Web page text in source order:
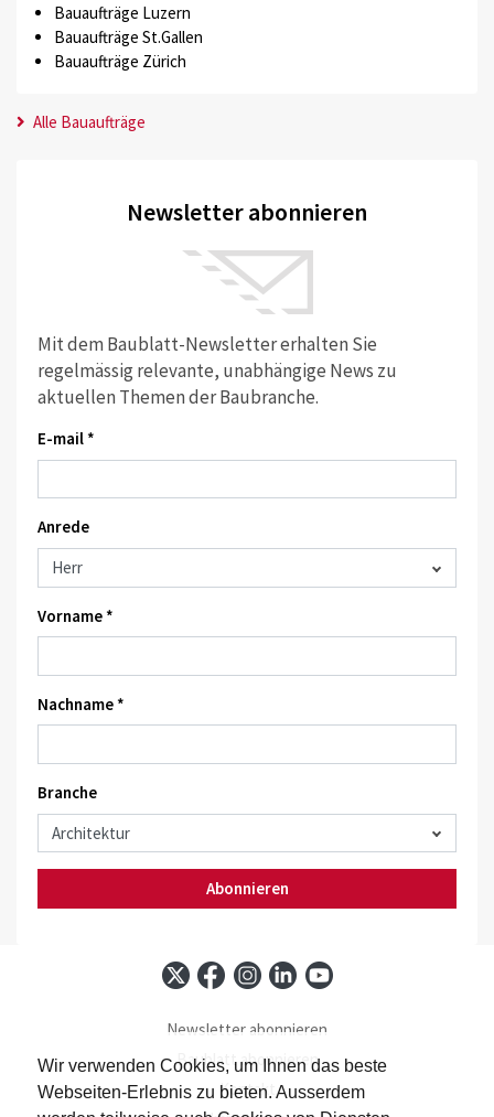
Wir verwenden Cookies, um Ihnen das beste
Webseiten-Erlebnis zu bieten. Ausserdem
Bauaufträge Luzern
Bauaufträge St.Gallen
Bauaufträge Zürich
Alle Bauaufträge
Newsletter abonnieren
Mit dem Baublatt-Newsletter erhalten Sie
regelmässig relevante, unabhängige News zu
aktuellen Themen der Baubranche.
E-mail *
Anrede
Vorname *
Nachname *
Branche
Abonnieren
Newsletter abonnieren
Baublatt abonnieren
Kontakt